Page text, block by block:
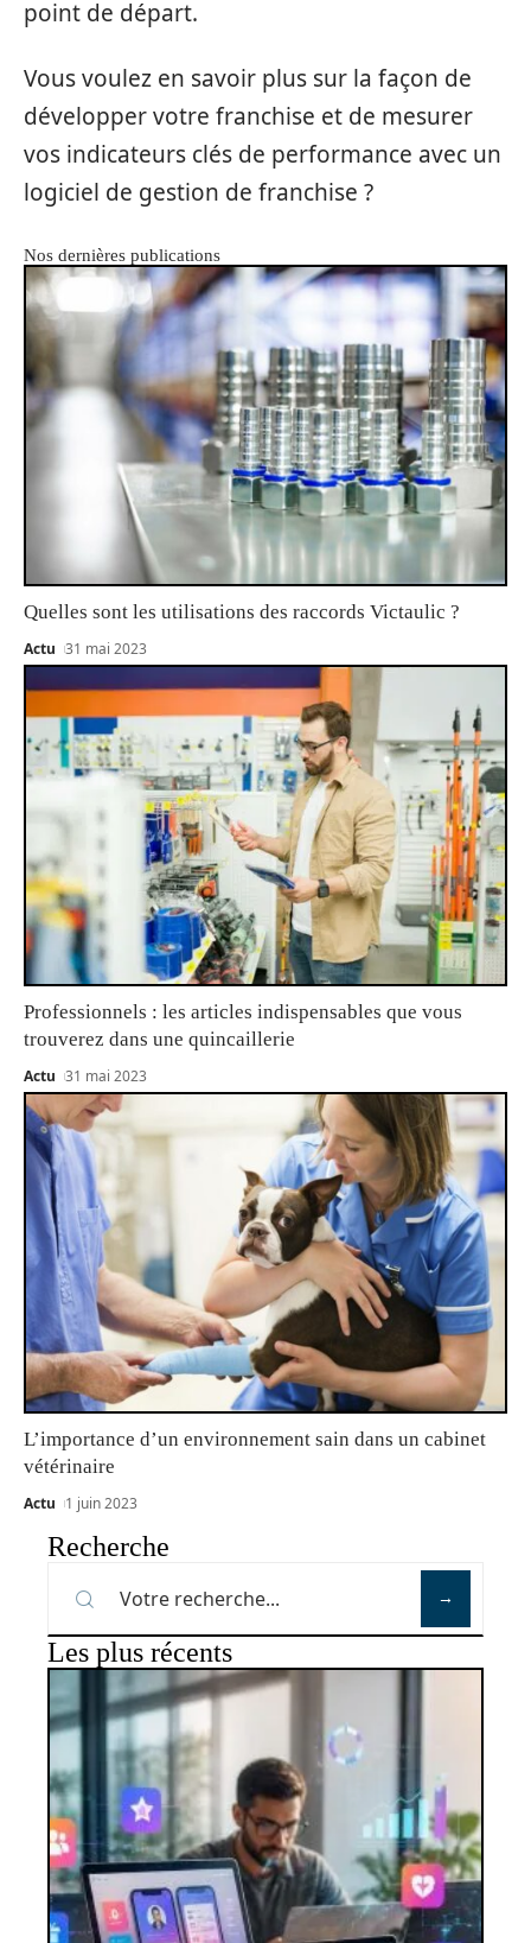
point de départ.
Vous voulez en savoir plus sur la façon de
développer votre franchise et de mesurer
vos indicateurs clés de performance avec un
logiciel de gestion de franchise ?
Nos dernières publications
Quelles sont les utilisations des raccords Victaulic ?
Actu 31 mai 2023
Professionnels : les articles indispensables que vous
trouverez dans une quincaillerie
Actu 31 mai 2023
L’importance d’un environnement sain dans un cabinet
vétérinaire
Actu 1 juin 2023
Recherche
Les plus récents